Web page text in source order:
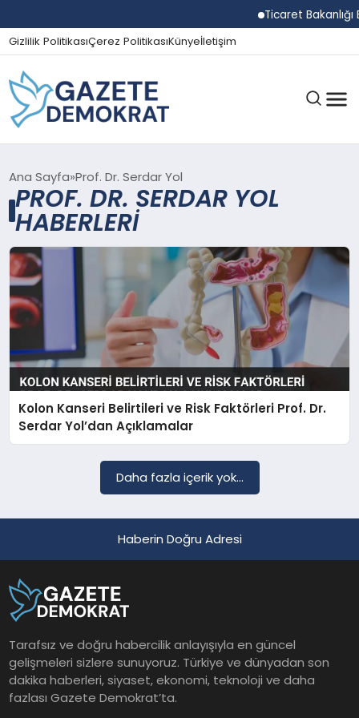
Ticaret Bakanlığı
Gizlilik PolitikasıÇerez PolitikasıKünyeİletişim
GÜNDEM
EKONOMI
SPOR
MAGAZIN
SAĞLIK
YAŞAM
Ana Sayfa Prof. Dr. Serdar Yol
PROF. DR. SERDAR YOL
HABERLERI
Kolon Kanseri Belirtileri ve Risk Faktörleri Prof. Dr.
Serdar Yol’dan Açıklamalar
Daha fazla içerik yok...
Haberin Doğru Adresi
Tarafsız ve doğru habercilik anlayışıyla en güncel
gelişmeleri sizlere sunuyoruz. Türkiye ve dünyadan son
dakika haberleri, siyaset, ekonomi, teknoloji ve daha
fazlası Gazete Demokrat’ta.